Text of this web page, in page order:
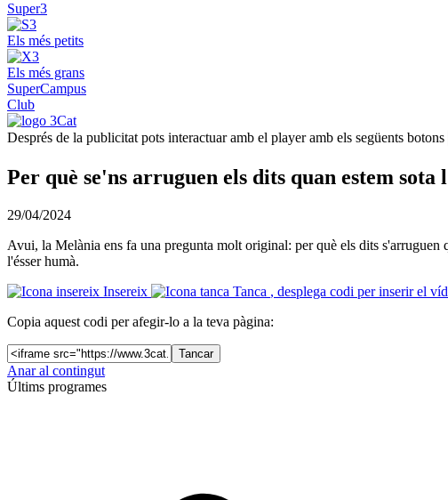
Super3
Els més petits
Els més grans
SuperCampus
Club
Després de la publicitat pots interactuar amb el player amb els següents botons
Per què se'ns arruguen els dits quan estem sota
29/04/2024
Avui, la Melània ens fa una pregunta molt original: per què els dits
l'ésser humà.
Insereix
Tanca , desplega codi per inserir el
Copia aquest codi per afegir-lo a la teva pàgina:
Tancar
Anar al contingut
Últims programes